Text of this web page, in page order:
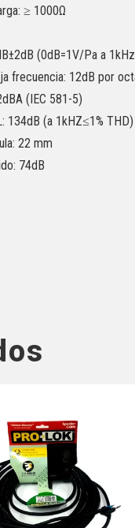
≥ 1000Ω
(0dB=1V/Pa a
frecuencia: 12dB por
(IEC 581-5)
134dB (a 1kHZ≤1% THD)
22 mm
74dB